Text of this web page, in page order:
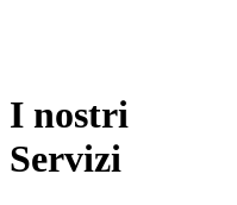
I nostri
Servizi